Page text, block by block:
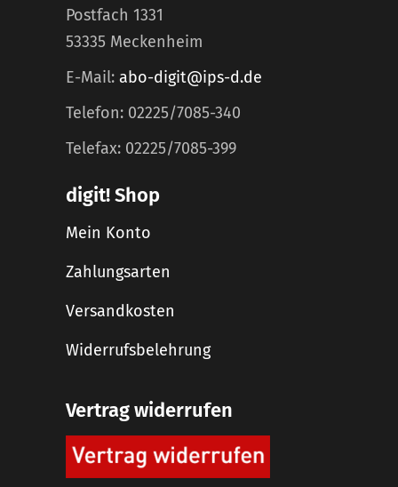
Postfach 1331
53335 Meckenheim
E-Mail: abo-digit@ips-d.de
Telefon: 02225/7085-340
Telefax: 02225/7085-399
digit! Shop
Mein Konto
Zahlungsarten
Versandkosten
Widerrufsbelehrung
Vertrag widerrufen